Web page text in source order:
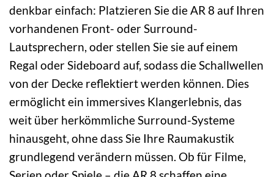
denkbar einfach: Platzieren Sie die AR 8 auf Ihren
vorhandenen Front- oder Surround-
Lautsprechern, oder stellen Sie sie auf einem
Regal oder Sideboard auf, sodass die Schallwellen
von der Decke reflektiert werden können. Dies
ermöglicht ein immersives Klangerlebnis, das
weit über herkömmliche Surround-Systeme
hinausgeht, ohne dass Sie Ihre Raumakustik
grundlegend verändern müssen. Ob für Filme,